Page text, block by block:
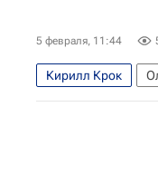
5 февраля, 11:44
Кирилл Крок